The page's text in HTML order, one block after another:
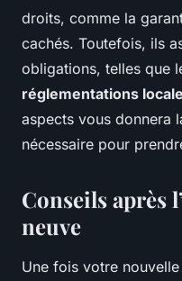
droits, comme la
cachés. Toutefois, ils
obligations, telles que
réglementations
aspects vous donnera
nécessaire pour
Conseils après
neuve
Une fois votre